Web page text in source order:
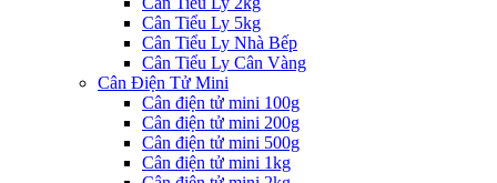
Cân Tiểu Ly 5kg
Cân Tiểu Ly Nhà Bếp
Cân Tiểu Ly Cân Vàng
Cân Điện Tử Mini
Cân điện tử mini 100g
Cân điện tử mini 200g
Cân điện tử mini 500g
Cân điện tử mini 1kg